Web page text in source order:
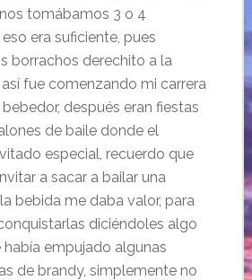
tomábamos 3 o 4
era suficiente, pues
borrachos derechito a la
así fue comenzando mi carrera
después eran fiestas
de baile donde el
especial, recuerdo que
a sacar a bailar una
bebida me daba valor, para
diciéndoles algo
empujado algunas
de brandy, simplemente no